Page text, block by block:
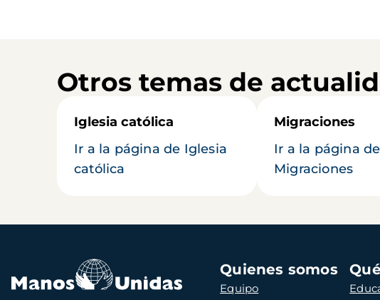
Otros temas de
Iglesia católica
Ir a la página de Iglesia
católica
Migraciones
Ir a la página de
Migraciones
Navegación
principal
Quienes somos
Equipo